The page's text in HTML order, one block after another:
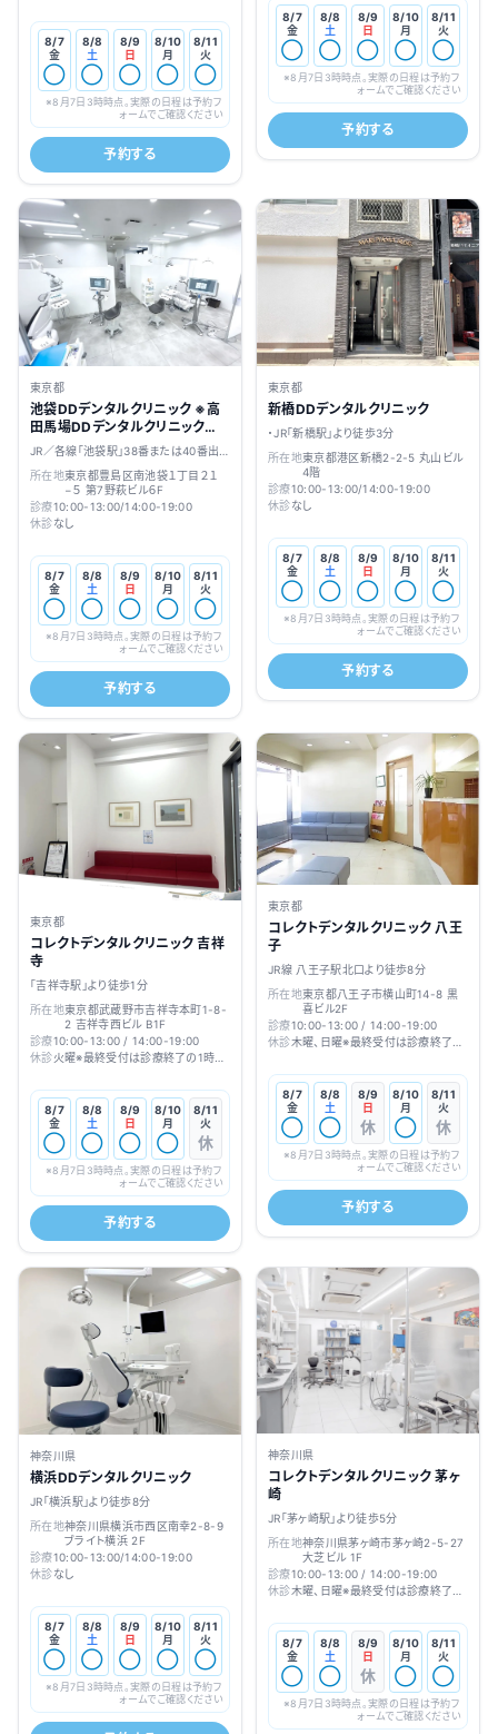
8/7
金
◯
8/8
土
◯
8/9
日
◯
8/10
月
◯
8/11
火
◯
※8月7日3時時点。実際の日程は予約フ
ォームでご確認ください
予約する
8/7
金
◯
8/8
土
◯
8/9
日
◯
8/10
月
◯
8/11
火
◯
※8月7日3時時点。実際の日程は予約フ
ォームでご確認ください
予約する
東京都
池袋DDデンタルクリニック ※高
田馬場DDデンタルクリニックか
ら移転いたしました
JR／各線「池袋駅」38番または40番出
口から徒歩5分
所在地東京都豊島区南池袋１丁目２１
−５ 第7野萩ビル６F
診療10:00-13:00/14:00-19:00
休診なし
8/7
金
◯
8/8
土
◯
8/9
日
◯
8/10
月
◯
8/11
火
◯
※8月7日3時時点。実際の日程は予約フ
ォームでご確認ください
予約する
東京都
新橋DDデンタルクリニック
・JR「新橋駅」より徒歩3分
所在地東京都港区新橋2-2-5 丸山ビル
4階
診療10:00-13:00/14:00-19:00
休診なし
8/7
金
◯
8/8
土
◯
8/9
日
◯
8/10
月
◯
8/11
火
◯
※8月7日3時時点。実際の日程は予約フ
ォームでご確認ください
予約する
東京都
コレクトデンタルクリニック 吉祥
寺
「吉祥寺駅」より徒歩1分
所在地東京都武蔵野市吉祥寺本町1-8-
2 吉祥寺西ビル B1F
診療10:00-13:00 / 14:00-19:00
休診火曜※最終受付は診療終了の1時間
8/7
金
◯
8/8
土
◯
8/9
日
◯
8/10
月
◯
8/11
火
休
※8月7日3時時点。実際の日程は予約フ
ォームでご確認ください
予約する
東京都
コレクトデンタルクリニック 八王
子
JR線 八王子駅北口より徒歩8分
所在地東京都八王子市横山町14-8 黒
喜ビル2F
診療10:00-13:00 / 14:00-19:00
休診木曜、日曜※最終受付は診療終了の
8/7
金
◯
8/8
土
◯
8/9
日
休
8/10
月
◯
8/11
火
休
※8月7日3時時点。実際の日程は予約フ
ォームでご確認ください
予約する
神奈川県
横浜DDデンタルクリニック
JR「横浜駅」より徒歩8分
所在地神奈川県横浜市西区南幸2-8-9
ブライト横浜 2F
診療10:00-13:00/14:00-19:00
休診なし
8/7
金
◯
8/8
土
◯
8/9
日
◯
8/10
月
◯
8/11
火
◯
※8月7日3時時点。実際の日程は予約フ
ォームでご確認ください
神奈川県
コレクトデンタルクリニック 茅ヶ
崎
JR「茅ヶ崎駅」より徒歩5分
所在地神奈川県茅ヶ崎市茅ヶ崎2-5-27
大芝ビル 1F
診療10:00-13:00 / 14:00-19:00
休診木曜、日曜※最終受付は診療終了の
8/7
金
◯
8/8
土
◯
8/9
日
休
8/10
月
◯
8/11
火
◯
※8月7日3時時点。実際の日程は予約フ
ォームでご確認ください